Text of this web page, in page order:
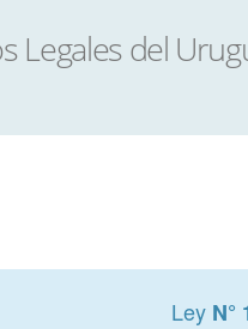
Ley N°